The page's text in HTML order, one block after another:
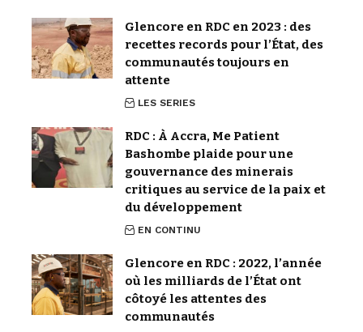
Glencore en RDC en 2023 : des
recettes records pour l’État, des
communautés toujours en
attente
LES SERIES
RDC : À Accra, Me Patient
Bashombe plaide pour une
gouvernance des minerais
critiques au service de la paix et
du développement
EN CONTINU
Glencore en RDC : 2022, l’année
où les milliards de l’État ont
côtoyé les attentes des
communautés